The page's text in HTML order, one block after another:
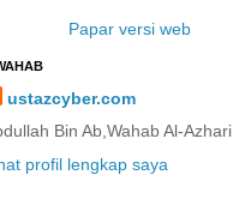
Papar versi web
ustazcyber.com
Bin Ab,Wahab Al-Azhari
profil lengkap saya